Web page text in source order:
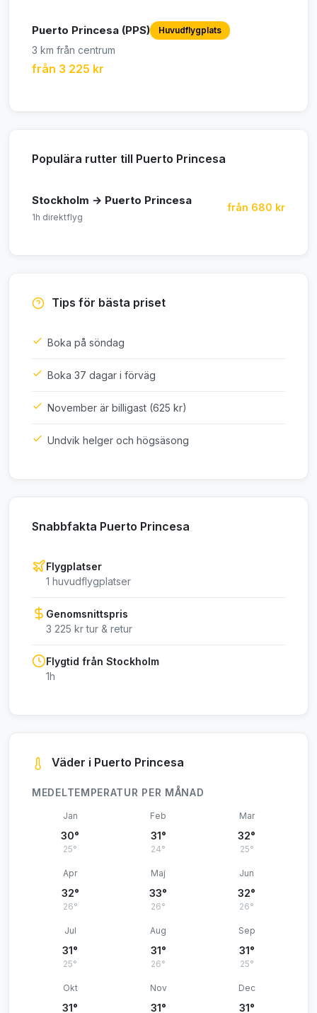
Puerto Princesa (PPS) Huvudflygplats
3 km från centrum
från 3 225 kr
Populära rutter till Puerto Princesa
Stockholm → Puerto Princesa
1h direktflyg
från 680 kr
Tips för bästa priset
Boka på söndag
Boka 37 dagar i förväg
November är billigast (625 kr)
Undvik helger och högsäsong
Snabbfakta Puerto Princesa
Flygplatser
1 huvudflygplatser
Genomsnittspris
3 225 kr tur & retur
Flygtid från Stockholm
1h
Väder i Puerto Princesa
MEDELTEMPERATUR PER MÅNAD
Jan
30°
25°
Feb
31°
24°
Mar
32°
25°
Apr
32°
26°
Maj
33°
26°
Jun
32°
26°
Jul
31°
25°
Aug
31°
26°
Sep
31°
25°
Okt
31°
Nov
31°
Dec
31°